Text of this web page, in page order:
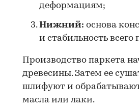
деформациям;
Нижний: основа
и стабильность
Производство паркета
древесины. Затем ее
шлифуют и
масла или лаки.